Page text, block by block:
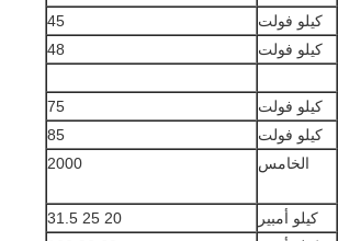
كيلو فولت
45
كيلو فولت
48
كيلو فولت
75
كيلو فولت
85
الخامس 2000
كيلو أمبير
20 25 31.5